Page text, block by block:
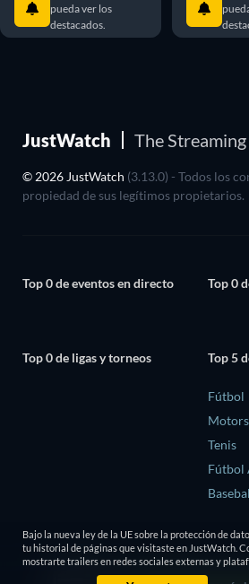
pueda ver los
destacados.
JustWatch The
© 2026 JustWatch (3.13.0) - Todos los
propiedad de sus legítimos propietarios.
Top 0 de eventos en directo Top 0
Top 0 de ligas y torneos Top 5
Fútbol
Tenis
Fútbol
Bajo la nueva ley de la UE sobre la protección de
tu historial de páginas que visitaste en JustWatch.
mostrarte trailers en redes sociales externas y